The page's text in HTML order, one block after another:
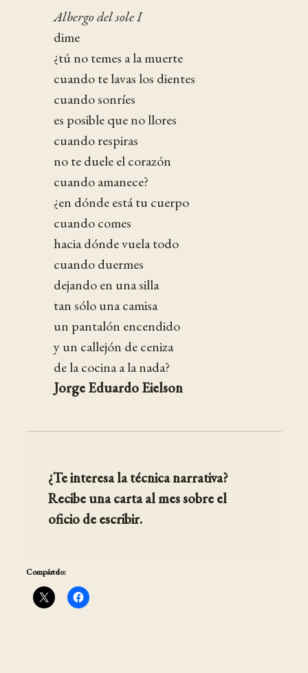
Albergo del sole I
dime
¿tú no temes a la muerte
cuando te lavas los dientes
cuando sonríes
es posible que no llores
cuando respiras
no te duele el corazón
cuando amanece?
¿en dónde está tu cuerpo
cuando comes
hacia dónde vuela todo
cuando duermes
dejando en una silla
tan sólo una camisa
un pantalón encendido
y un callejón de ceniza
de la cocina a la nada?
Jorge Eduardo Eielson
¿Te interesa la técnica narrativa?
Recibe una carta al mes sobre el
oficio de escribir.
Compártelo: